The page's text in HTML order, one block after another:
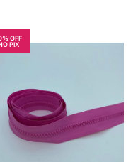
OFF
PIX